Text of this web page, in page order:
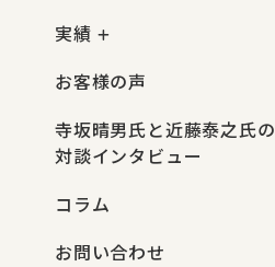
実績
お客様の声
寺坂晴男氏と近藤泰之氏の
対談インタビュー
コラム
お問い合わせ